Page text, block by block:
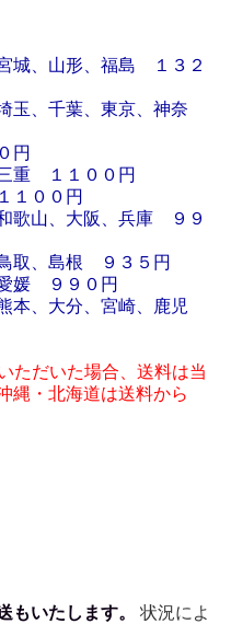
城、山形、福島 １３２
玉、千葉、東京、神奈
円
重 １１００円
１００円
歌山、大阪、兵庫 ９９
取、島根 ９３５円
媛 ９９０円
本、大分、宮崎、鹿児
ただいた場合、送料は当
縄・北海道は送料から
いたします。
状況によ